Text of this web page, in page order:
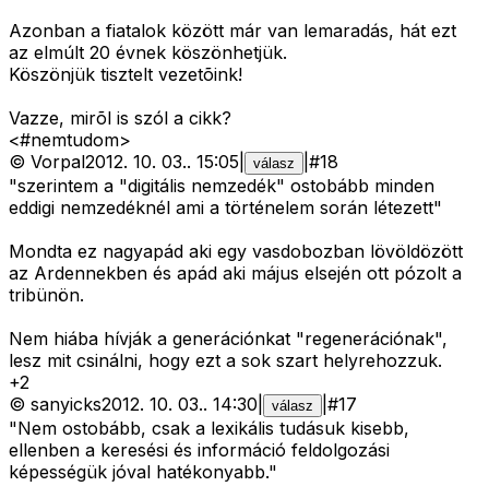
Azonban a fiatalok között már van lemaradás, hát ezt
az elmúlt 20 évnek köszönhetjük.
Köszönjük tisztelt vezetõink!
Vazze, mirõl is szól a cikk?
<#nemtudom>
© Vorpal2012. 10. 03.. 15:05 válasz #18
"szerintem a "digitális nemzedék" ostobább minden
eddigi nemzedéknél ami a történelem során létezett"
Mondta ez nagyapád aki egy vasdobozban lövöldözött
az Ardennekben és apád aki május elsején ott pózolt a
tribünön.
Nem hiába hívják a generációnkat "regenerációnak",
lesz mit csinálni, hogy ezt a sok szart helyrehozzuk.
+2
© sanyicks2012. 10. 03.. 14:30 válasz #17
"Nem ostobább, csak a lexikális tudásuk kisebb,
ellenben a keresési és információ feldolgozási
képességük jóval hatékonyabb."